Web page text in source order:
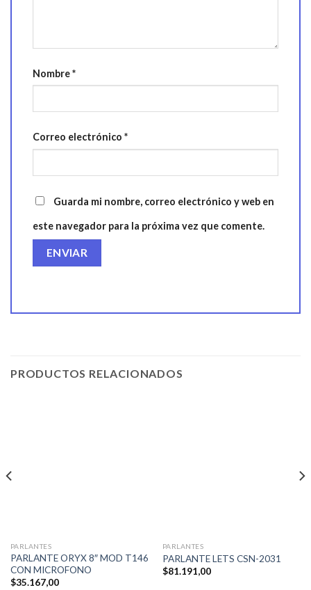
Nombre*
Correo electrónico *
Guarda mi nombre, correo electrónico y web en
este navegador para la próxima vez que comente.
PRODUCTOS RELACIONADOS
PARLANTES
PARLANTE ORYX 8″ MOD T146
CON MICROFONO
$35.167,00
PARLANTES
PARLANTE LETS CSN-2031
$81.191,00